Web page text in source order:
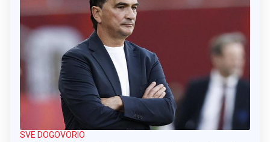
SVE DOGOVORIO